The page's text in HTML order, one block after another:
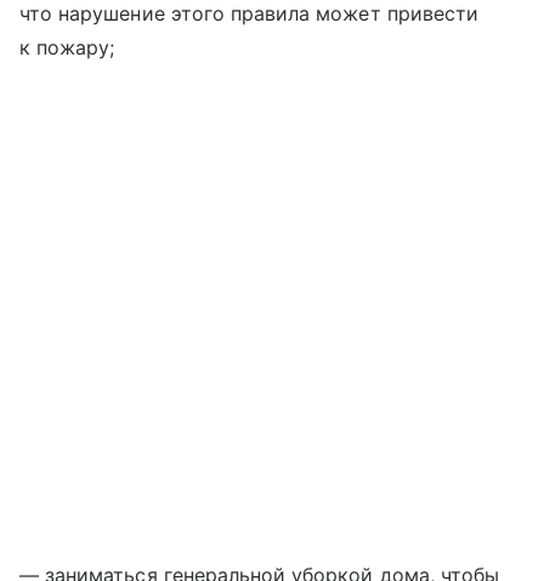
что нарушение этого правила может привести
к пожару;
— заниматься генеральной уборкой дома, чтобы